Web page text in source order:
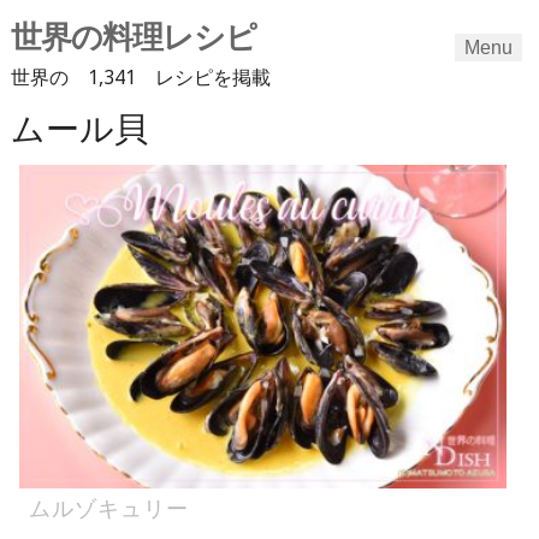
世界の料理レシピ
世界の 1,341 レシピを掲載
Menu
Skip
ムール貝
ムルゾキュリー